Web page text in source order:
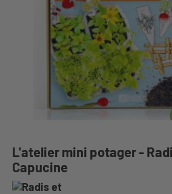
L'atelier mini potager -
Capucine